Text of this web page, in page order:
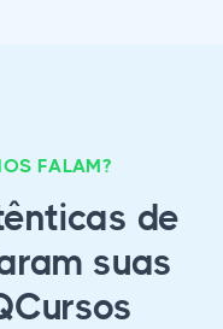
FALAM?
de
suas